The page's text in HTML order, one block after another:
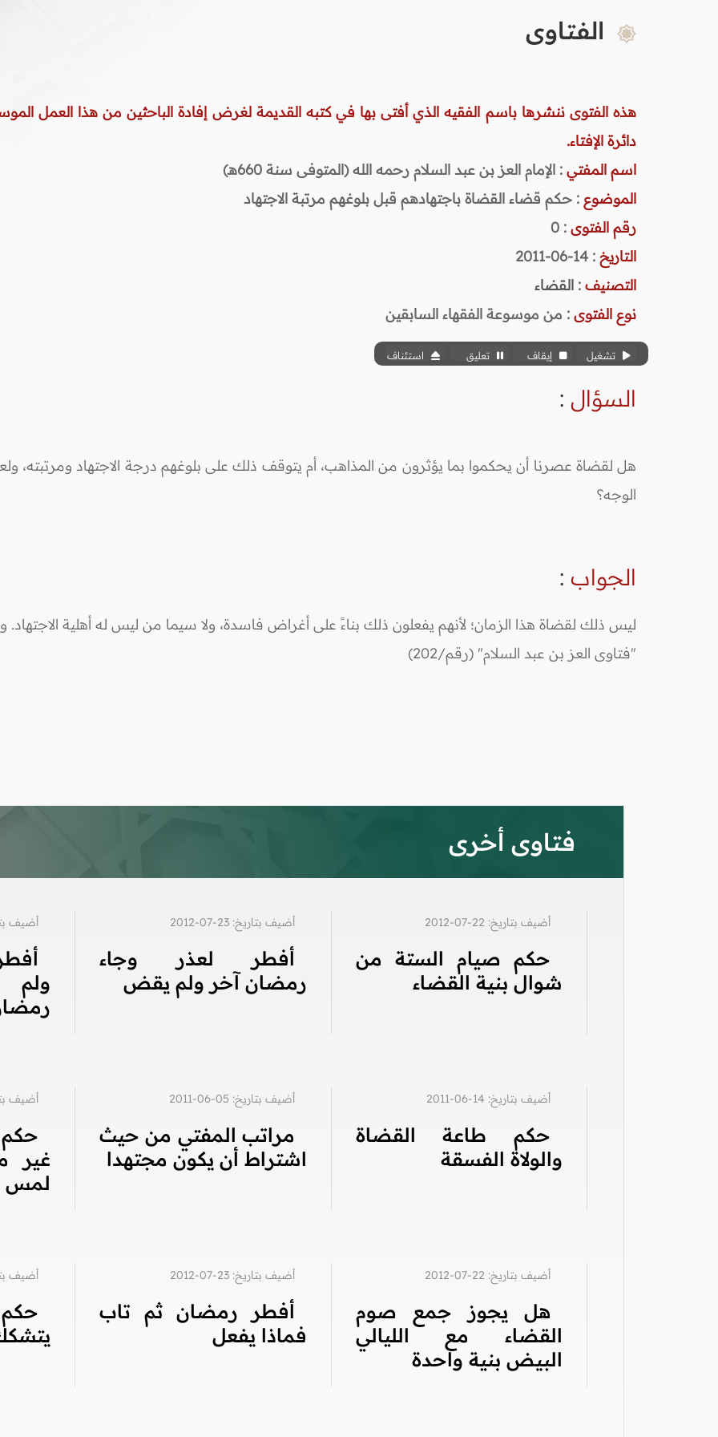
الفتاوى
هذه الفتوى ننشرها باسم الفقيه الذي أفتى بها في كتبه القديمة لغرض إفادة الباحثين من هذا العمل
دائرة الإفتاء.
اسم المفتي : الإمام العز بن عبد السلام رحمه الله (المتوفى سنة 660هـ)
الموضوع : حكم قضاء القضاة باجتهادهم قبل بلوغهم مرتبة الاجتهاد
رقم الفتوى :
0
التاريخ : 14-06-2011
التصنيف : القضاء
نوع الفتوى : من موسوعة الفقهاء السابقين
تشغيل إيقاف تعليق استئناف
السؤال :
هل لقضاة عصرنا أن يحكموا بما يؤثرون من المذاهب، أم يتوقف ذلك على بلوغهم درجة الاجتهاد ومرتبته،
الوجه؟
الجواب :
ليس ذلك لقضاة هذا الزمان؛ لأنهم يفعلون ذلك بناءً على أغراض فاسدة، ولا سيما من ليس له أهلية الاجتهاد.
"فتاوى العز بن عبد السلام" (رقم/202)
فتاوى أخرى
أضيف بتاريخ: 22-07-2012
حكم صيام الستة من
شوال بنية القضاء
أضيف بتاريخ: 23-07-2012
أفطر لعذر وجاء
رمضان آخر ولم يقض
أضيف بتاريخ:
أضيف بتاريخ: 14-06-2011
حكم طاعة القضاة
والولاة الفسقة
أضيف بتاريخ: 05-06-2011
مراتب المفتي من حيث
اشتراط أن يكون مجتهدا
أضيف بتاريخ:
غير
لمس
أضيف بتاريخ: 22-07-2012
هل يجوز جمع صوم
القضاء مع الليالي
البيض بنية واحدة
أضيف بتاريخ: 23-07-2012
أفطر رمضان ثم تاب
فماذا يفعل
أضيف بتاريخ: